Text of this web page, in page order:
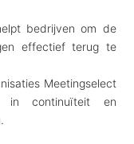
bedrijven om de
effectief terug te
Meetingselect
in continuïteit en